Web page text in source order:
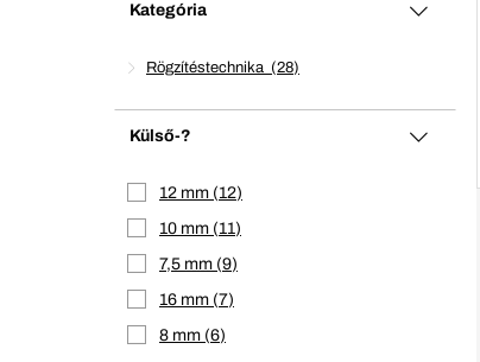
Kategória
Rögzítéstechnika 28
Külső-?
12 mm 12
10 mm 11
7,5 mm 9
16 mm 7
8 mm 6